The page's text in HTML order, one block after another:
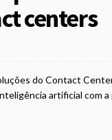
centers
do Contact
artificial com